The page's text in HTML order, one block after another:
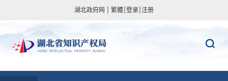
湖北政府网 繁體 登录 注册